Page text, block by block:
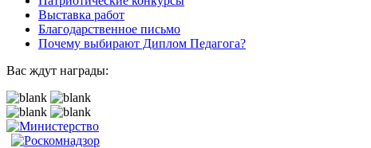
Выставка работ
Благодарственное письмо
Почему выбирают Диплом Педагога?
Вас ждут награды: